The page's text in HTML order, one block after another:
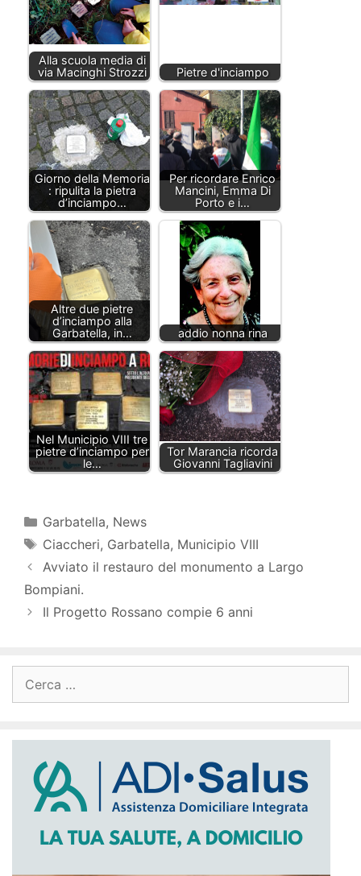
Alla scuola media di
via Macinghi Strozzi
Pietre d'inciampo
Giorno della Memoria
: ripulita la pietra
d’inciampo…
Per ricordare Enrico
Mancini, Emma Di
Porto e i…
Altre due pietre
d’inciampo alla
Garbatella, in…
addio nonna rina
Nel Municipio VIII tre
pietre d’inciampo per
le…
Tor Marancia ricorda
Giovanni Tagliavini
Categorie
Garbatella, News
Tag
Ciaccheri, Garbatella, Municipio VIII
Avviato il restauro del monumento a Largo
Bompiani.
Il Progetto Rossano compie 6 anni
per: